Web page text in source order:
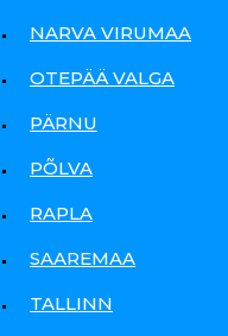
NARVA VIRUMAA
OTEPÄÄ VALGA
PÄRNU
PÕLVA
RAPLA
SAAREMAA
TALLINN